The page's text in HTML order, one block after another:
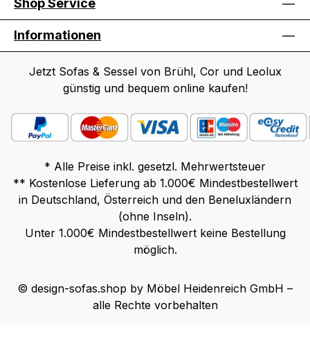
Informationen
Jetzt Sofas & Sessel von Brühl, Cor und Leolux
günstig und bequem online kaufen!
* Alle Preise inkl. gesetzl. Mehrwertsteuer
** Kostenlose Lieferung ab 1.000€ Mindestbestellwert
in Deutschland, Österreich und den Beneluxländern
(ohne Inseln).
Unter 1.000€ Mindestbestellwert keine Bestellung
möglich.
© design-sofas.shop by Möbel Heidenreich GmbH –
alle Rechte vorbehalten